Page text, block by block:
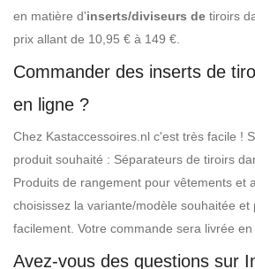
en matière d'inserts/diviseurs de tiroirs
prix allant de 10,95 € à 149 €.
Commander des inserts de
en ligne ?
Chez Kastaccessoires.nl c'est très facile !
produit souhaité : Séparateurs de tiroirs
Produits de rangement pour vêtements et
choisissez la variante/modèle souhaitée et
facilement. Votre commande sera livrée en
Avez-vous des questions sur